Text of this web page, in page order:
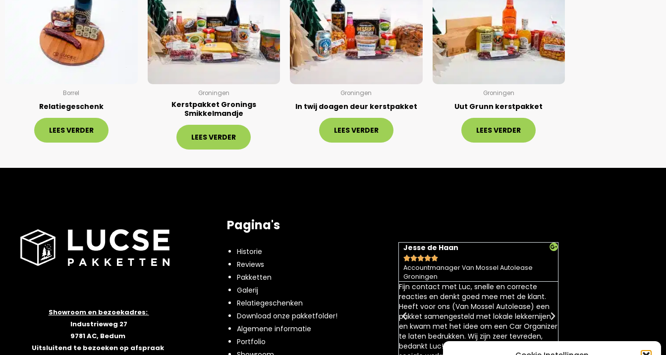
Borrel
Relatiegeschenk
LEES VERDER
Groningen
Kerstpakket Gronings
Smikkelmandje
LEES VERDER
Groningen
In twij doagen deur kerstpakket
LEES VERDER
Groningen
Uut Grunn kerstpakket
LEES VERDER
Showroom en bezoekadres:
Industrieweg 27
9781 AC, Bedum
Uitsluitend te bezoeken op afspraak
Pagina's
Historie
Reviews
Pakketten
Galerij
Relatiegeschenken
Download onze pakketfolder!
Algemene informatie
Portfolio
Tim Staal
Mooie kerstpakketen, leuke producten van
ondernemingen/bedrijven in de buurt
Jesse de Haan

Accountmanager Van Mossel Autolease
Groningen
Fijn contact met Luc, snelle en correcte
reacties en denkt goed mee met de klant.
Heeft voor ons (Van Mossel Autolease) een
pakket samengesteld met lokale lekkernijen
en kwam met het idee om een Car Organizer
te laten bedrukken. Wij zijn zeer tevreden,
bedankt Luc! Ook je samenwerking met de